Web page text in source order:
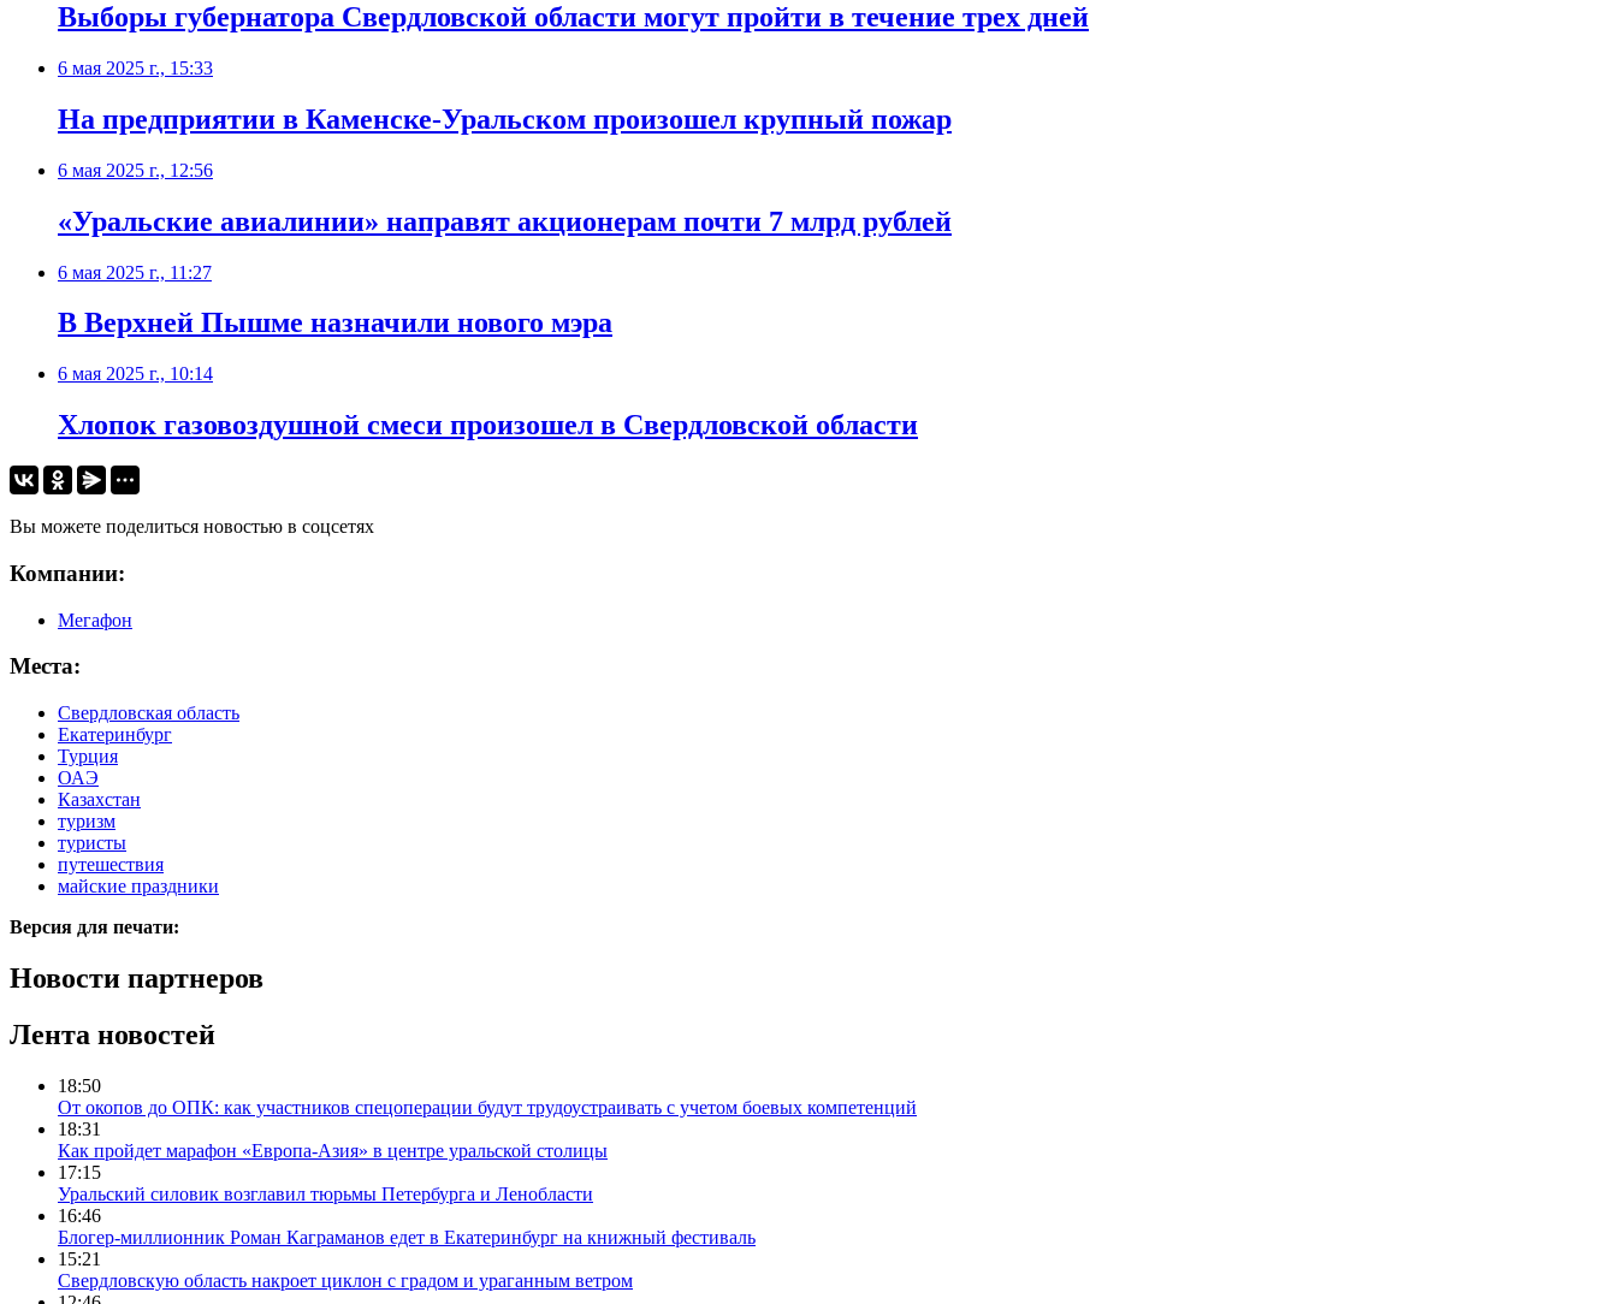
Выборы губернатора Свердловской области могут пройти в течение трех дней
6 мая 2025 г., 15:33
На предприятии в Каменске-Уральском произошел крупный пожар
6 мая 2025 г., 12:56
«Уральские авиалинии» направят акционерам почти 7 млрд рублей
6 мая 2025 г., 11:27
В Верхней Пышме назначили нового мэра
6 мая 2025 г., 10:14
Хлопок газовоздушной смеси произошел в Свердловской области
Вы можете поделиться новостью в соцсетях
Компании:
Мегафон
Места:
Свердловская область
Екатеринбург
Турция
ОАЭ
Казахстан
туризм
туристы
путешествия
майские праздники
Версия для печати:
Новости партнеров
Лента новостей
18:50
От окопов до ОПК: как участников спецоперации будут трудоустраивать с учетом боевых компетенций
18:31
Как пройдет марафон «Европа-Азия» в центре уральской столицы
17:15
Уральский силовик возглавил тюрьмы Петербурга и Ленобласти
16:46
Блогер-миллионник Роман Каграманов едет в Екатеринбург на книжный фестиваль
15:21
Свердловскую область накроет циклон с градом и ураганным ветром